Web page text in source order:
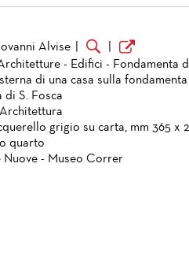
Alvise
- Edifici - Fondamenta
di una casa sulla
di S. Fosca
grigio su carta, mm 365 x
quarto
Nuove - Museo Correr